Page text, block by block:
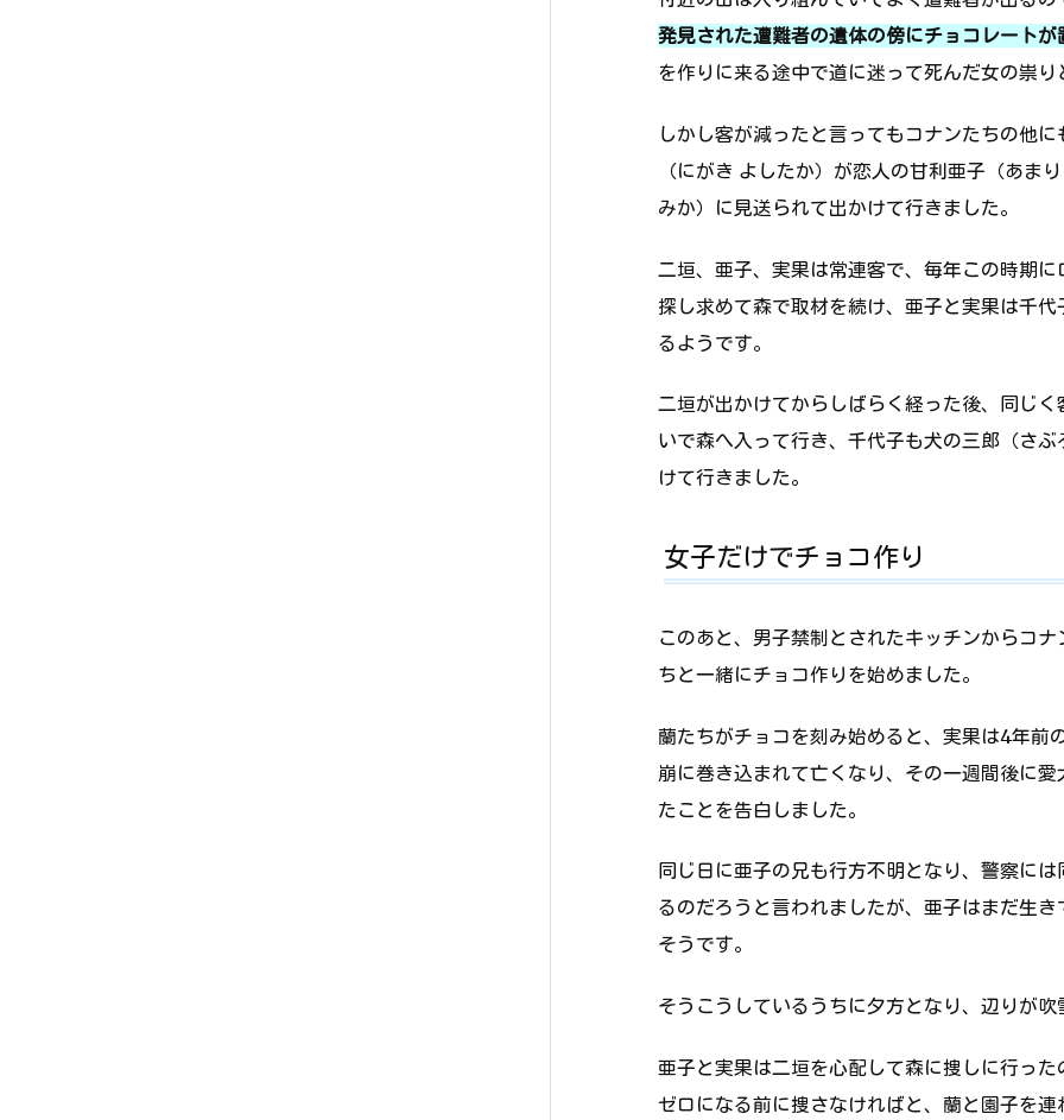
発見された遭難者の遺体の傍にチョコレートが
を作りに来る途中で道に迷って死んだ女の祟
しかし客が減ったと言ってもコナンたちの他
（にがき よしたか）が恋人の甘利亜子（あま
みか）に見送られて出かけて行きました。
二垣、亜子、実果は常連客で、毎年この時期
探し求めて森で取材を続け、亜子と実果は千
るようです。
二垣が出かけてからしばらく経った後、同じ
いで森へ入って行き、千代子も犬の三郎（さ
けて行きました。
女子だけでチョコ作り
このあと、男子禁制とされたキッチンからコ
ちと一緒にチョコ作りを始めました。
蘭たちがチョコを刻み始めると、実果は4年前
崩に巻き込まれて亡くなり、その一週間後に
たことを告白しました。
同じ日に亜子の兄も行方不明となり、警察に
るのだろうと言われましたが、亜子はまだ生
そうです。
そうこうしているうちに夕方となり、辺りが
亜子と実果は二垣を心配して森に捜しに行っ
ゼロになる前に捜さなければと、蘭と園子を